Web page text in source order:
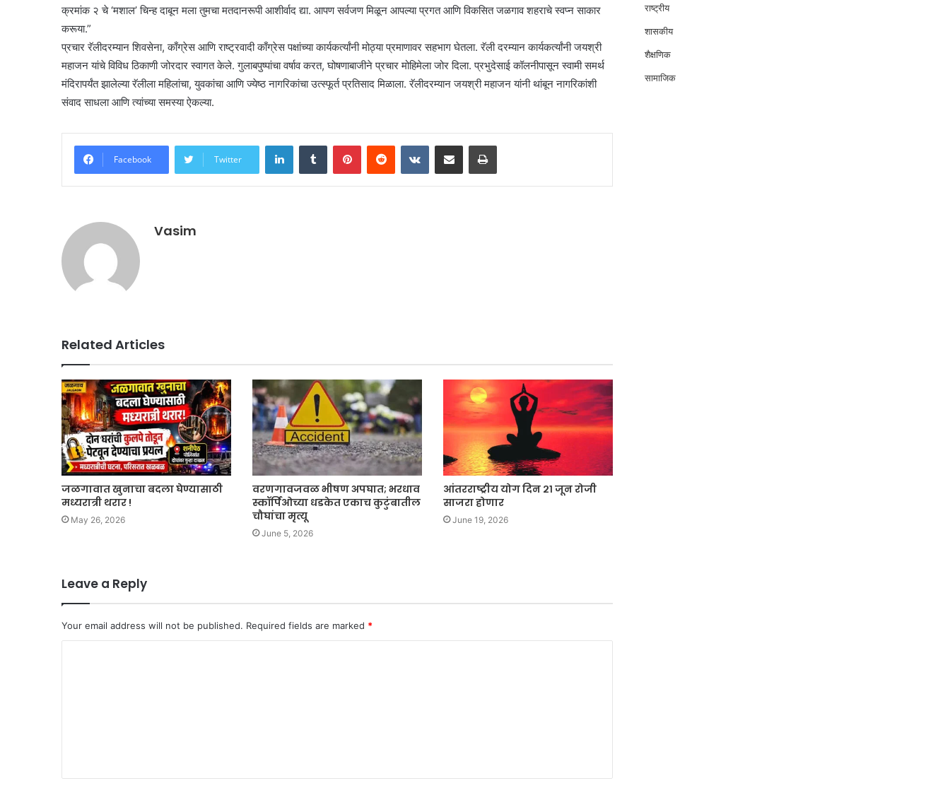
क्रमांक २ चे ‘मशाल’ चिन्ह दाबून मला तुमचा मतदानरूपी आशीर्वाद द्या. आपण सर्वजण मिळून आपल्या प्रगत आणि विकसित जळगाव शहराचे स्वप्न साकार
करूया.”
प्रचार रॅलीदरम्यान शिवसेना, काँग्रेस आणि राष्ट्रवादी काँग्रेस पक्षांच्या कार्यकर्त्यांनी मोठ्या प्रमाणावर सहभाग घेतला. रॅली दरम्यान कार्यकर्त्यांनी जयश्री
महाजन यांचे विविध ठिकाणी जोरदार स्वागत केले. गुलाबपुष्पांचा वर्षाव करत, घोषणाबाजीने प्रचार मोहिमेला जोर दिला. प्रभुदेसाई कॉलनीपासून स्वामी समर्थ
मंदिरापर्यंत झालेल्या रॅलीला महिलांचा, युवकांचा आणि ज्येष्ठ नागरिकांचा उत्स्फूर्त प्रतिसाद मिळाला. रॅलीदरम्यान जयश्री महाजन यांनी थांबून नागरिकांशी
संवाद साधला आणि त्यांच्या समस्या ऐकल्या.
Facebook Twitter
LinkedInTumblr PinterestReddit VKontakteShare via Email Print
Vasim
Related Articles
जळगावात खुनाचा बदला घेण्यासाठी
मध्यरात्री थरार !
May 26, 2026
वरणगावजवळ भीषण अपघात; भरधाव
स्कॉर्पिओच्या धडकेत एकाच कुटुंबातील
चौघांचा मृत्यू
June 5, 2026
आंतरराष्ट्रीय योग दिन २१ जून रोजी
साजरा होणार
June 19, 2026
Leave a Reply
Your email address will not be published. Required fields are marked *
t
राष्ट्रीय
शासकीय
शैक्षणिक
सामाजिक